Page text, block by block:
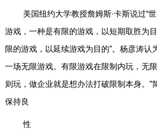
美国纽约大学教授詹姆斯·卡斯说过“
游戏，一种是有限的游戏，以短期取胜为
限的游戏，以延续游戏为目的”。杨彦涛认
一场无限游戏。有限游戏在限制内玩，无
则玩，做企业就是想办法打破限制本身。”
保持良
性